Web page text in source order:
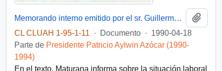
Memorando interno emitido por el sr. Guillermo Maturana Donoso, funcionario de la Dirección Administrativa del Palacio de La Moneda, dirigido al Presidente de la República, sr. Patricio Aylwin Azócar
CL CLUAH 1-95-1-11
· Documento · 1990-04-18
Parte de Presidente Patricio Aylwin Azócar (1990-
1994)
En el texto, Maturana informa sobre la situación laboral